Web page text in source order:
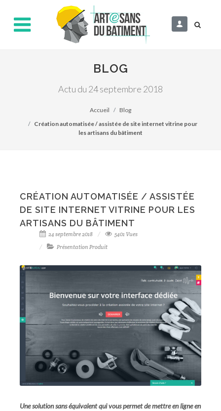
BLOG
Actu du 24 septembre 2018
Accueil
Blog
Création automatisée / assistée de site internet vitrine pour
les artisans du bâtiment
CRÉATION AUTOMATISÉE / ASSISTÉE
DE SITE INTERNET VITRINE POUR LES
ARTISANS DU BÂTIMENT
24 septembre 2018
5401 Vues
Présentation Produit
Une solution sans équivalent qui vous permet de mettre en ligne en